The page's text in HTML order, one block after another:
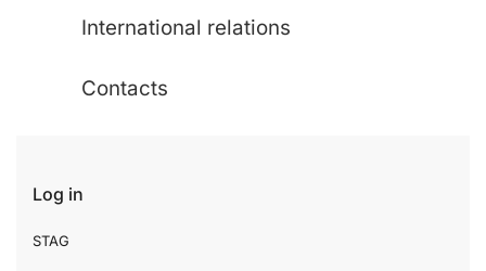
International relations
Contacts
Log in
STAG